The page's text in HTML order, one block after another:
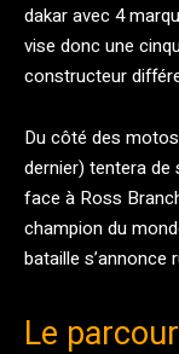
dakar avec 4
vise donc une
constructeur
Du côté des
dernier) tentera de
face à Ross
champion du
bataille s’annonce
Le